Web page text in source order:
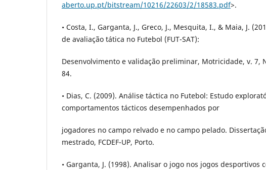
aberto.up.pt/bitstream/10216/22603/2/18583.pdf>.
• Costa, I., Garganta, J., Greco, J., Mesquita, I., & Maia, J.
de avaliação tática no Futebol (FUT-SAT):
Desenvolvimento e validação preliminar, Motricidade, v. 7,
84.
• Dias, C. (2009). Análise táctica no Futebol: Estudo
comportamentos tácticos desempenhados por
jogadores no campo relvado e no campo pelado.
mestrado, FCDEF-UP, Porto.
• Garganta, J. (1998). Analisar o jogo nos jogos desportivos